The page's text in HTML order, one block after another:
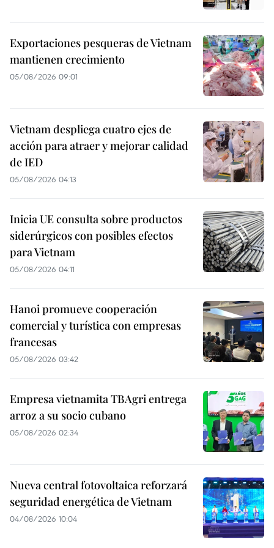
Exportaciones pesqueras de Vietnam
mantienen crecimiento
05/08/2026 09:01
Vietnam despliega cuatro ejes de
acción para atraer y mejorar calidad
de IED
05/08/2026 04:13
Inicia UE consulta sobre productos
siderúrgicos con posibles efectos
para Vietnam
05/08/2026 04:11
Hanoi promueve cooperación
comercial y turística con empresas
francesas
05/08/2026 03:42
Empresa vietnamita TBAgri entrega
arroz a su socio cubano
05/08/2026 02:34
Nueva central fotovoltaica reforzará
seguridad energética de Vietnam
04/08/2026 10:04